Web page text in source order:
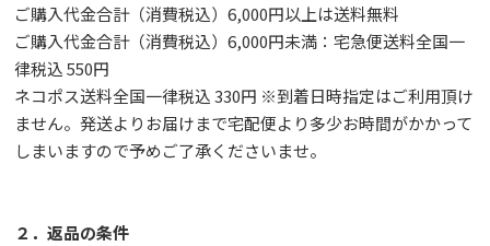
ご購入代金合計（消費税込）6,000円以上は送料無料
ご購入代金合計（消費税込）6,000円未満：宅急便送料全国一
律税込 550円
ネコポス送料全国一律税込 330円 ※到着日時指定はご利用頂け
ません。発送よりお届けまで宅配便より多少お時間がかかって
しまいますので予めご了承くださいませ。
２．返品の条件